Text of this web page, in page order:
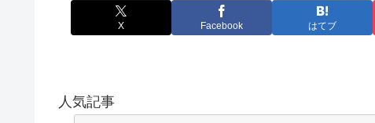
X Facebook はてブ
人気記事